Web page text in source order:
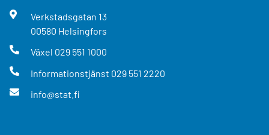
Verkstadsgatan 13
00580 Helsingfors
Växel 029 551 1000
Informationstjänst 029 551 2220
info@stat.fi